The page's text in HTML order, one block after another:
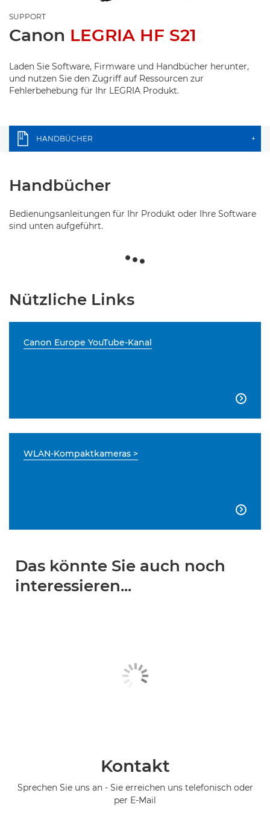
SUPPORT
Canon LEGRIA HF S21
Laden Sie Software, Firmware und Handbücher herunter,
und nutzen Sie den Zugriff auf Ressourcen zur
Fehlerbehebung für Ihr LEGRIA Produkt.
HANDBÜCHER +
Handbücher
Bedienungsanleitungen für Ihr Produkt oder Ihre Software
sind unten aufgeführt.
Nützliche Links
Canon Europe YouTube-Kanal

WLAN-Kompaktkameras >

Das könnte Sie auch noch
interessieren...
Kontakt
Sprechen Sie uns an - Sie erreichen uns telefonisch oder
per E-Mail